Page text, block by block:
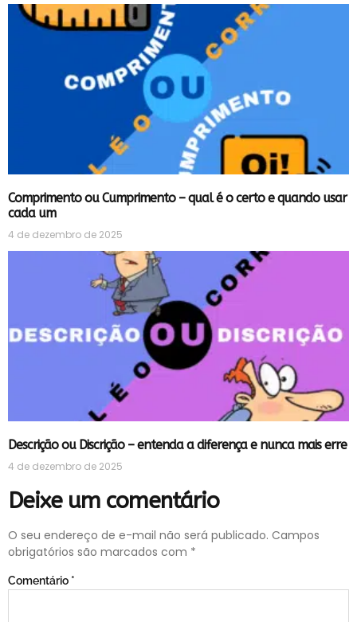
Comprimento ou Cumprimento – qual é o certo e quando usar
cada um
4 de dezembro de 2025
Descrição ou Discrição – entenda a diferença e nunca mais erre
4 de dezembro de 2025
Deixe um comentário
O seu endereço de e-mail não será publicado. Campos
obrigatórios são marcados com *
Comentário *